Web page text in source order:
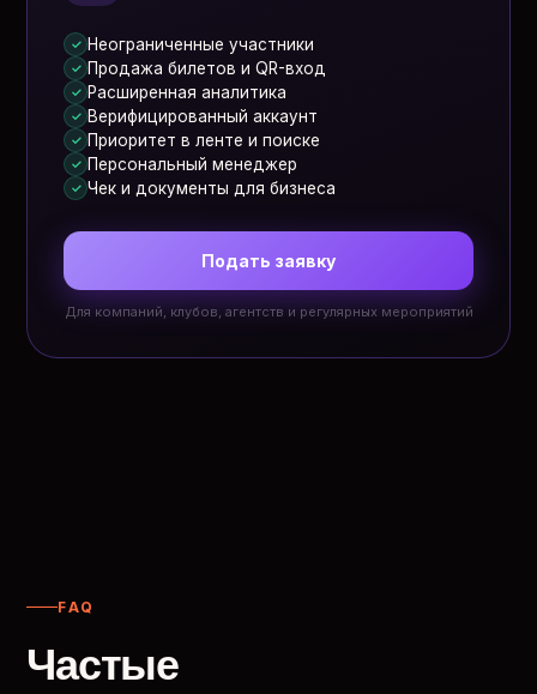
✓ Неограниченные участники
✓ Продажа билетов и QR-вход
✓ Расширенная аналитика
✓ Верифицированный аккаунт
✓ Приоритет в ленте и поиске
✓ Персональный менеджер
✓ Чек и документы для бизнеса
Подать заявку
Для компаний, клубов, агентств и регулярных мероприятий
FAQ
Частые